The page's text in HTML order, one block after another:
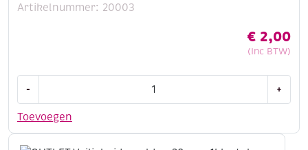
Artikelnummer: 20003
€ 2,00
(Inc BTW)
Toevoegen
-
veiligheidsspelden
144
+